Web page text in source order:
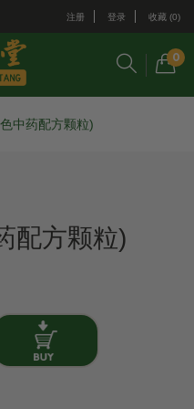
注册 登录 收藏 (0)
0
中药配方颗粒)
配方颗粒)